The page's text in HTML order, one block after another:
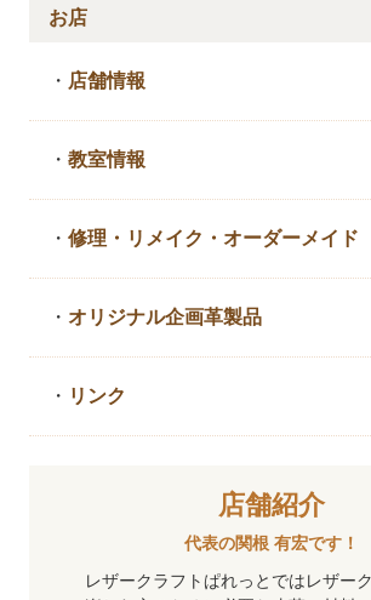
お店
・ 店舗情報
・教室情報
・修理・リメイク・ オーダーメイド
・ オリジナル企画革製品
・ リンク
店舗紹介
代表の関根 有宏です！
レザークラフトぱれっとではレザー